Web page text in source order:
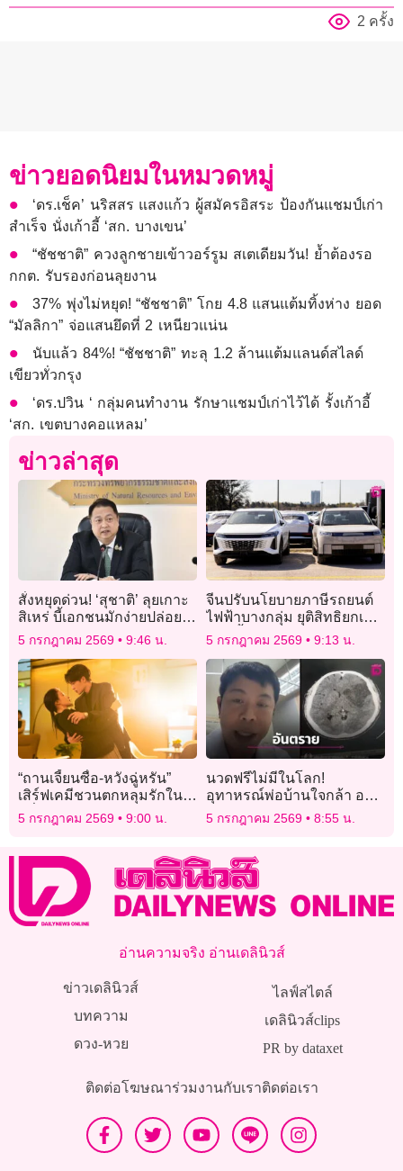
2 ครั้ง
ข่าวยอดนิยมในหมวดหมู่
‘ดร.เช็ค’ นริสสร แสงแก้ว ผู้สมัครอิสระ ป้องกันแชมป์เก่า
สำเร็จ นั่งเก้าอี้ ‘สก. บางเขน’
“ชัชชาติ” ควงลูกชายเข้าวอร์รูม สเตเดียมวัน! ย้ำต้องรอ
กกต. รับรองก่อนลุยงาน
37% พุ่งไม่หยุด! “ชัชชาติ” โกย 4.8 แสนแต้มทิ้งห่าง ยอด
“มัลลิกา” จ่อแสนยึดที่ 2 เหนียวแน่น
นับแล้ว 84%! “ชัชชาติ” ทะลุ 1.2 ล้านแต้มแลนด์สไลด์
เขียวทั่วกรุง
‘ดร.ปวิน ‘ กลุ่มคนทำงาน รักษาแชมป์เก่าไว้ได้ รั้งเก้าอี้
‘สก. เขตบางคอแหลม’
ข่าวล่าสุด
สั่งหยุดด่วน! ‘สุชาติ’ ลุยเกาะ
สิเหร่ บี้เอกชนมักง่ายปล่อย
ตะกอนไหลลงทะเล
5 กรกฎาคม 2569 9:46 น.
จีนปรับนโยบายภาษีรถยนต์
ไฟฟ้าบางกลุ่ม ยุติสิทธิยกเว้น
ภาษีตั้งแต่ปี 2570
5 กรกฎาคม 2569 9:13 น.
“ถานเจี้ยนซื่อ-หวังฉู่หรัน”
เสิร์ฟเคมีชวนตกหลุมรักใน
“เมื่อรักส่องประกาย (Love
Has Fireworks)”
5 กรกฎาคม 2569 9:00 น.
นวดฟรีไม่มีในโลก!
อุทาหรณ์พ่อบ้านใจกล้า อย่า
ไว้ใจให้เมียนวด สภาพล่าสุด
ทำเอาเข็ดไปอีกนาน
5 กรกฎาคม 2569 8:55 น.
อ่านความจริง อ่านเดลินิวส์
ข่าวเดลินิวส์
บทความ
ดวง-หวย
ไลฟ์สไตล์
เดลินิวส์clips
PR by dataxet
ติดต่อโฆษณาร่วมงานกับเราติดต่อเรา